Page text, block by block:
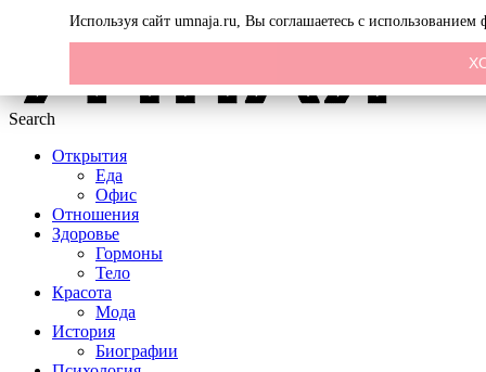
Search
Открытия
Еда
Офис
Отношения
Здоровье
Гормоны
Тело
Красота
Мода
История
Биографии
Используя сайт umnaja.ru, Вы соглашаетесь с использованием